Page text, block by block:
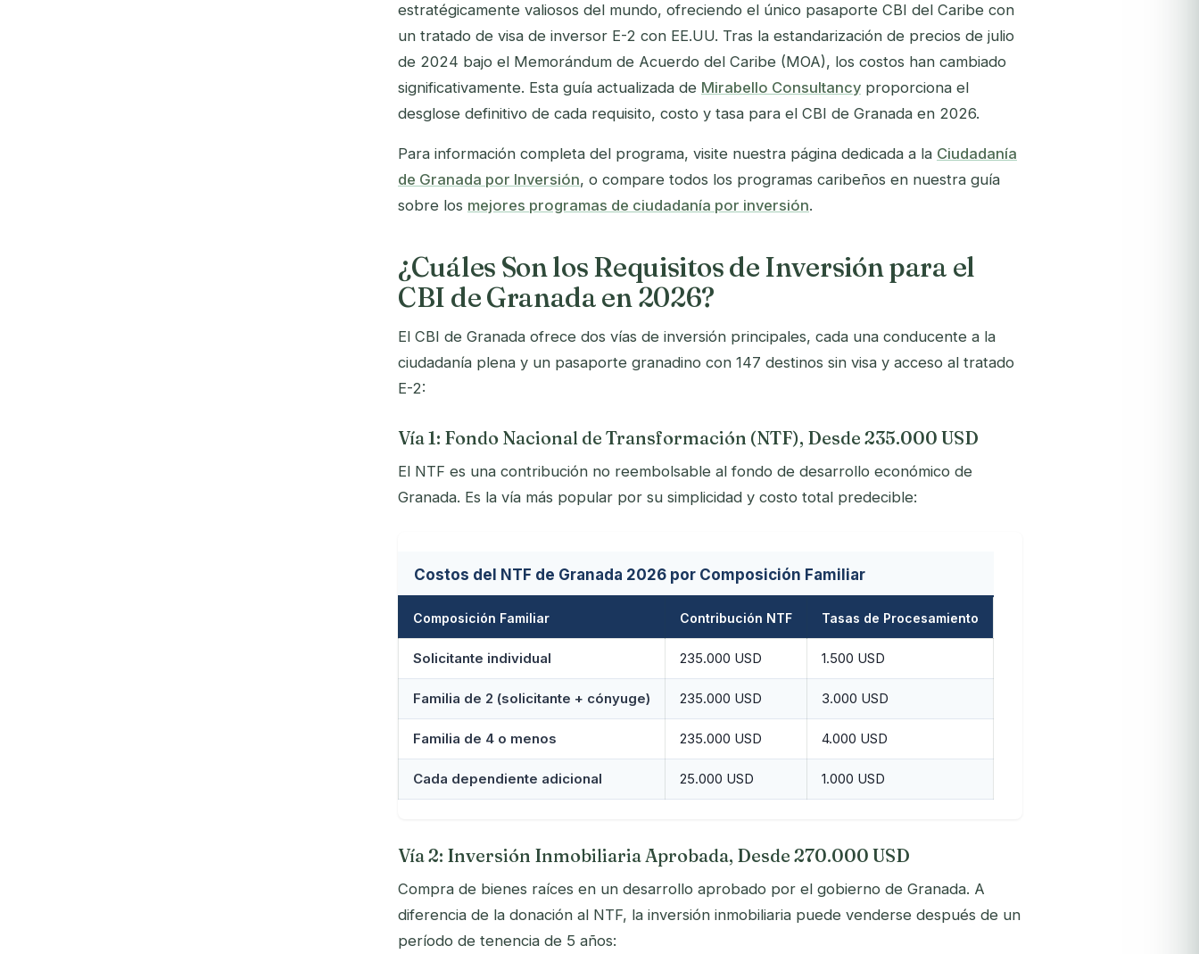
estratégicamente valiosos del mundo, ofreciendo el único pasaporte CBI del Caribe con
un tratado de visa de inversor E-2 con EE.UU. Tras la estandarización de precios de julio
de 2024 bajo el Memorándum de Acuerdo del Caribe (MOA), los costos han cambiado
significativamente. Esta guía actualizada de Mirabello Consultancy proporciona el
desglose definitivo de cada requisito, costo y tasa para el CBI de Granada en 2026.
Para información completa del programa, visite nuestra página dedicada a la Ciudadanía
de Granada por Inversión, o compare todos los programas caribeños en nuestra guía
sobre los mejores programas de ciudadanía por inversión.
¿Cuáles Son los Requisitos de Inversión para el
CBI de Granada en 2026?
El CBI de Granada ofrece dos vías de inversión principales, cada una conducente a la
ciudadanía plena y un pasaporte granadino con 147 destinos sin visa y acceso al tratado
E-2:
Vía 1: Fondo Nacional de Transformación (NTF), Desde 235.000 USD
El NTF es una contribución no reembolsable al fondo de desarrollo económico de
Granada. Es la vía más popular por su simplicidad y costo total predecible:
Costos del NTF de Granada 2026 por Composición Familiar
Composición Familiar Contribución NTF Tasas de Procesamiento
Solicitante individual 235.000 USD 1.500 USD
Familia de 2 (solicitante + cónyuge) 235.000 USD 3.000 USD
Familia de 4 o menos 235.000 USD 4.000 USD
Cada dependiente adicional 25.000 USD 1.000 USD
Vía 2: Inversión Inmobiliaria Aprobada, Desde 270.000 USD
Compra de bienes raíces en un desarrollo aprobado por el gobierno de Granada. A
diferencia de la donación al NTF, la inversión inmobiliaria puede venderse después de un
período de tenencia de 5 años: